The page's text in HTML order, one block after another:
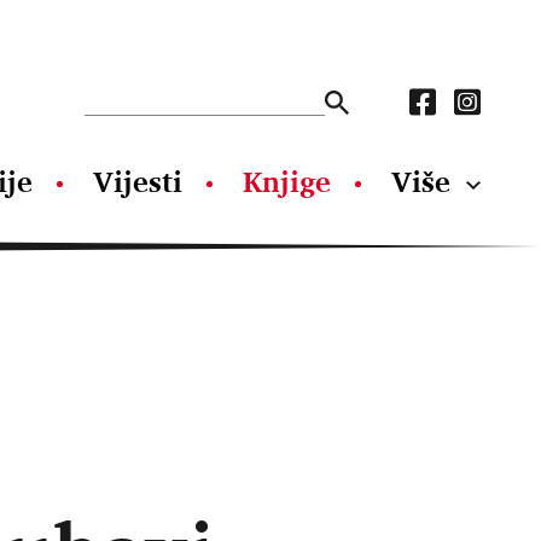
Vijesti Knjige Više